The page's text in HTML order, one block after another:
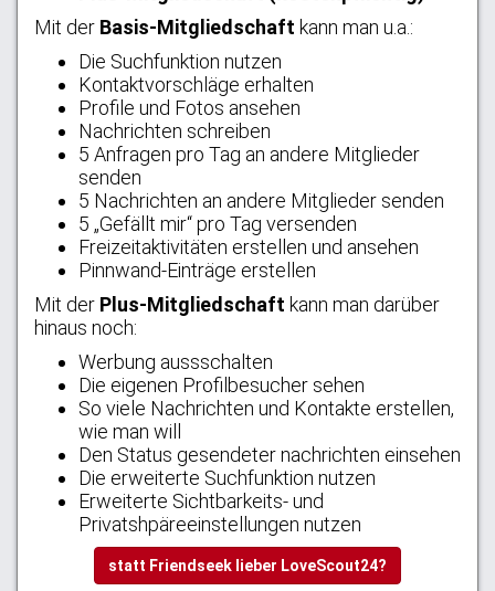
Mit der Basis-Mitgliedschaft kann man u.a.:
Die Suchfunktion nutzen
Kontaktvorschläge erhalten
Profile und Fotos ansehen
Nachrichten schreiben
5 Anfragen pro Tag an andere Mitglieder
senden
5 Nachrichten an andere Mitglieder senden
5 „Gefällt mir“ pro Tag versenden
Freizeitaktivitäten erstellen und ansehen
Pinnwand-Einträge erstellen
Mit der Plus-Mitgliedschaft kann man darüber
hinaus noch:
Werbung aussschalten
Die eigenen Profilbesucher sehen
So viele Nachrichten und Kontakte erstellen,
wie man will
Den Status gesendeter nachrichten einsehen
Die erweiterte Suchfunktion nutzen
Erweiterte Sichtbarkeits- und
Privatshpäreeinstellungen nutzen
statt Friendseek lieber LoveScout24?